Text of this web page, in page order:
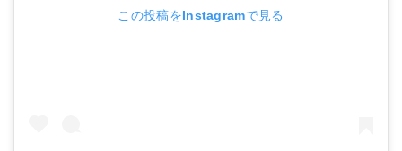
この投稿をInstagramで見る